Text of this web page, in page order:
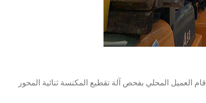
قام العميل المحلي بفحص آلة تقطيع المكنسة ثنائية المحور